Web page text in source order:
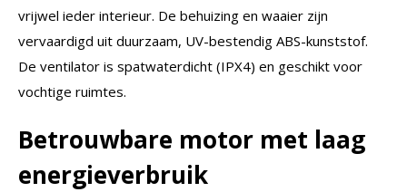
vrijwel ieder interieur. De behuizing en waaier zijn
vervaardigd uit duurzaam, UV-bestendig ABS-kunststof.
De ventilator is spatwaterdicht (IPX4) en geschikt voor
vochtige ruimtes.
Betrouwbare motor met laag
energieverbruik